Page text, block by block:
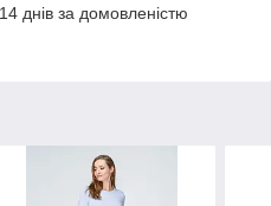
днів за домовленістю